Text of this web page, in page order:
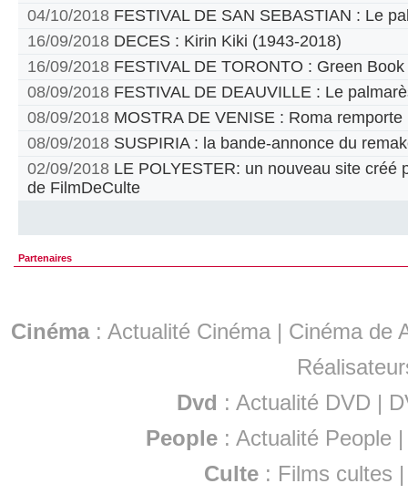
04/10/2018 FESTIVAL DE SAN SEBASTIAN : Le
16/09/2018 DECES : Kirin Kiki (1943-2018)
16/09/2018 FESTIVAL DE TORONTO : Green
08/09/2018 FESTIVAL DE DEAUVILLE : Le
08/09/2018 MOSTRA DE VENISE : Roma remporte
08/09/2018 SUSPIRIA : la bande-annonce du
02/09/2018 LE POLYESTER: un nouveau site créé
de FilmDeCulte
Partenaires
Cinéma: Actualité Cinéma | Cinéma de
Dvd : Actualité DVD |
People :Actualité People
Culte : Films cultes